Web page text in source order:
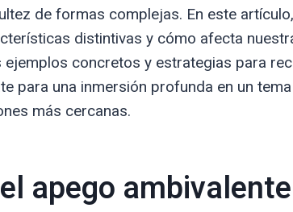
de formas complejas. En este
distintivas y cómo afecta
ejemplos concretos y estrategias para
para una inmersión profunda en un
más cercanas.
apego ambivalente